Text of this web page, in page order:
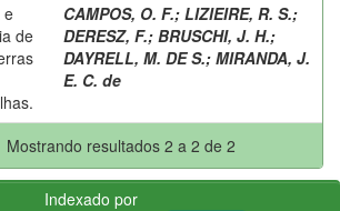
e
de
CAMPOS, O. F.; LIZIEIRE, R. S.;
DERESZ, F.; BRUSCHI, J. H.;
DAYRELL, M. DE S.; MIRANDA, J.
E. C. de
Mostrando resultados 2 a 2 de 2
Indexado por